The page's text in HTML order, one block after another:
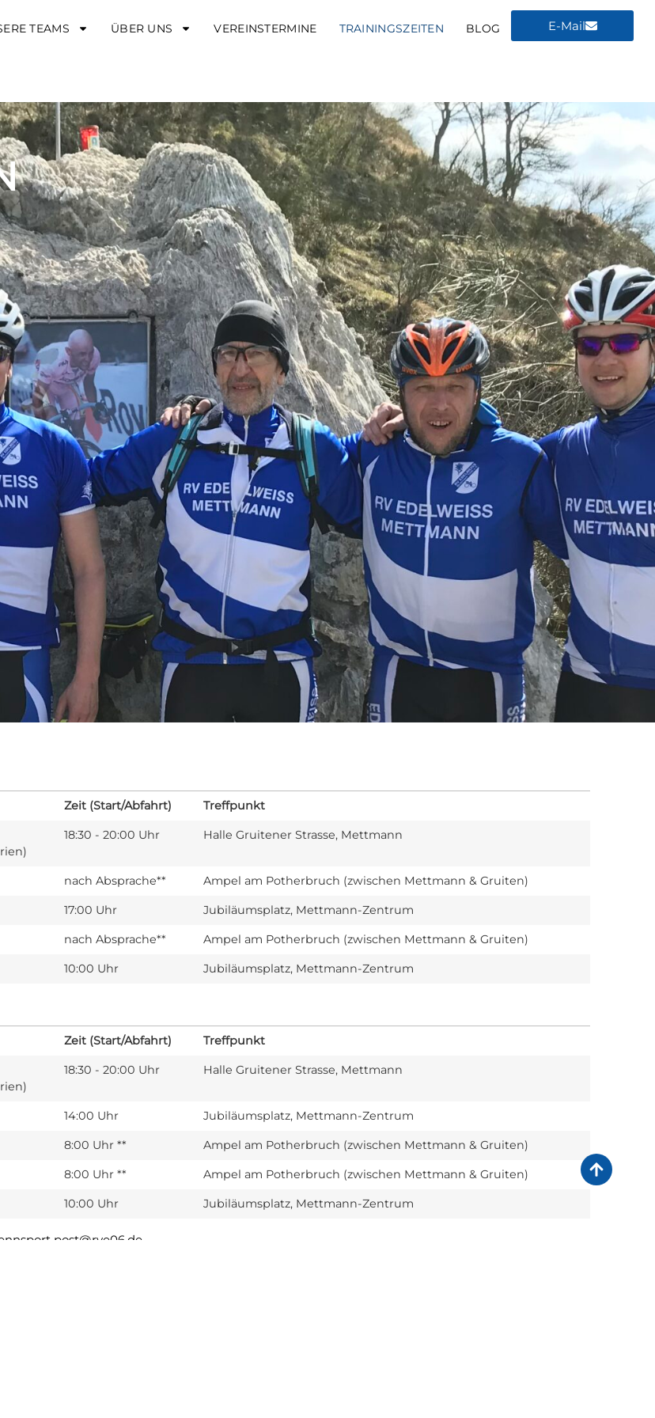
TEAMS ÜBER UNS VEREINSTERMINE TRAININGSZEITEN BLOG E-Mail
Zeit (Start/Abfahrt) Treffpunkt
18:30 - 20:00 Uhr Halle Gruitener Strasse, Mettmann
nach Absprache** Ampel am Potherbruch (zwischen Mettmann & Gruiten)
17:00 Uhr Jubiläumsplatz, Mettmann-Zentrum
nach Absprache** Ampel am Potherbruch (zwischen Mettmann & Gruiten)
10:00 Uhr Jubiläumsplatz, Mettmann-Zentrum
Zeit (Start/Abfahrt) Treffpunkt
18:30 - 20:00 Uhr Halle Gruitener Strasse, Mettmann
14:00 Uhr Jubiläumsplatz, Mettmann-Zentrum
8:00 Uhr ** Ampel am Potherbruch (zwischen Mettmann & Gruiten)
8:00 Uhr ** Ampel am Potherbruch (zwischen Mettmann & Gruiten)
10:00 Uhr Jubiläumsplatz, Mettmann-Zentrum
post@rve06.de